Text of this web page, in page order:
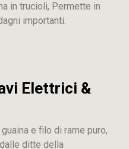
in trucioli, Permette in
importanti.
Elettrici &
e filo di rame puro,
ditte della